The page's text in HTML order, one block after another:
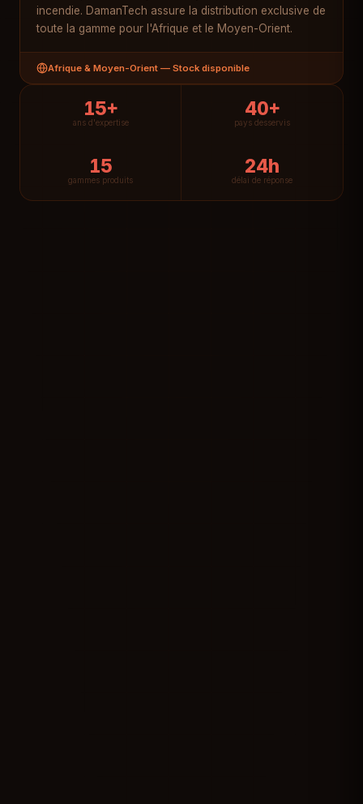
incendie. DamanTech assure la distribution exclusive de
toute la gamme pour l'Afrique et le Moyen-Orient.
Afrique & Moyen-Orient — Stock disponible
15+
ans d'expertise
40+
pays desservis
15
gammes produits
24h
délai de réponse